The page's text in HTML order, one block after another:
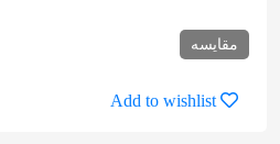
مقایسه
Add to wishlist